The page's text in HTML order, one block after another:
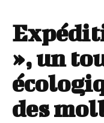
», un
des